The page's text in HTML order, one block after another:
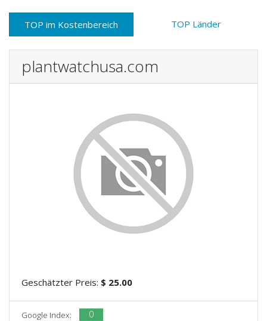
TOP im Kostenbereich TOP Länder
plantwatchusa.com
Geschätzter Preis: $ 25.00
Google Index: 0